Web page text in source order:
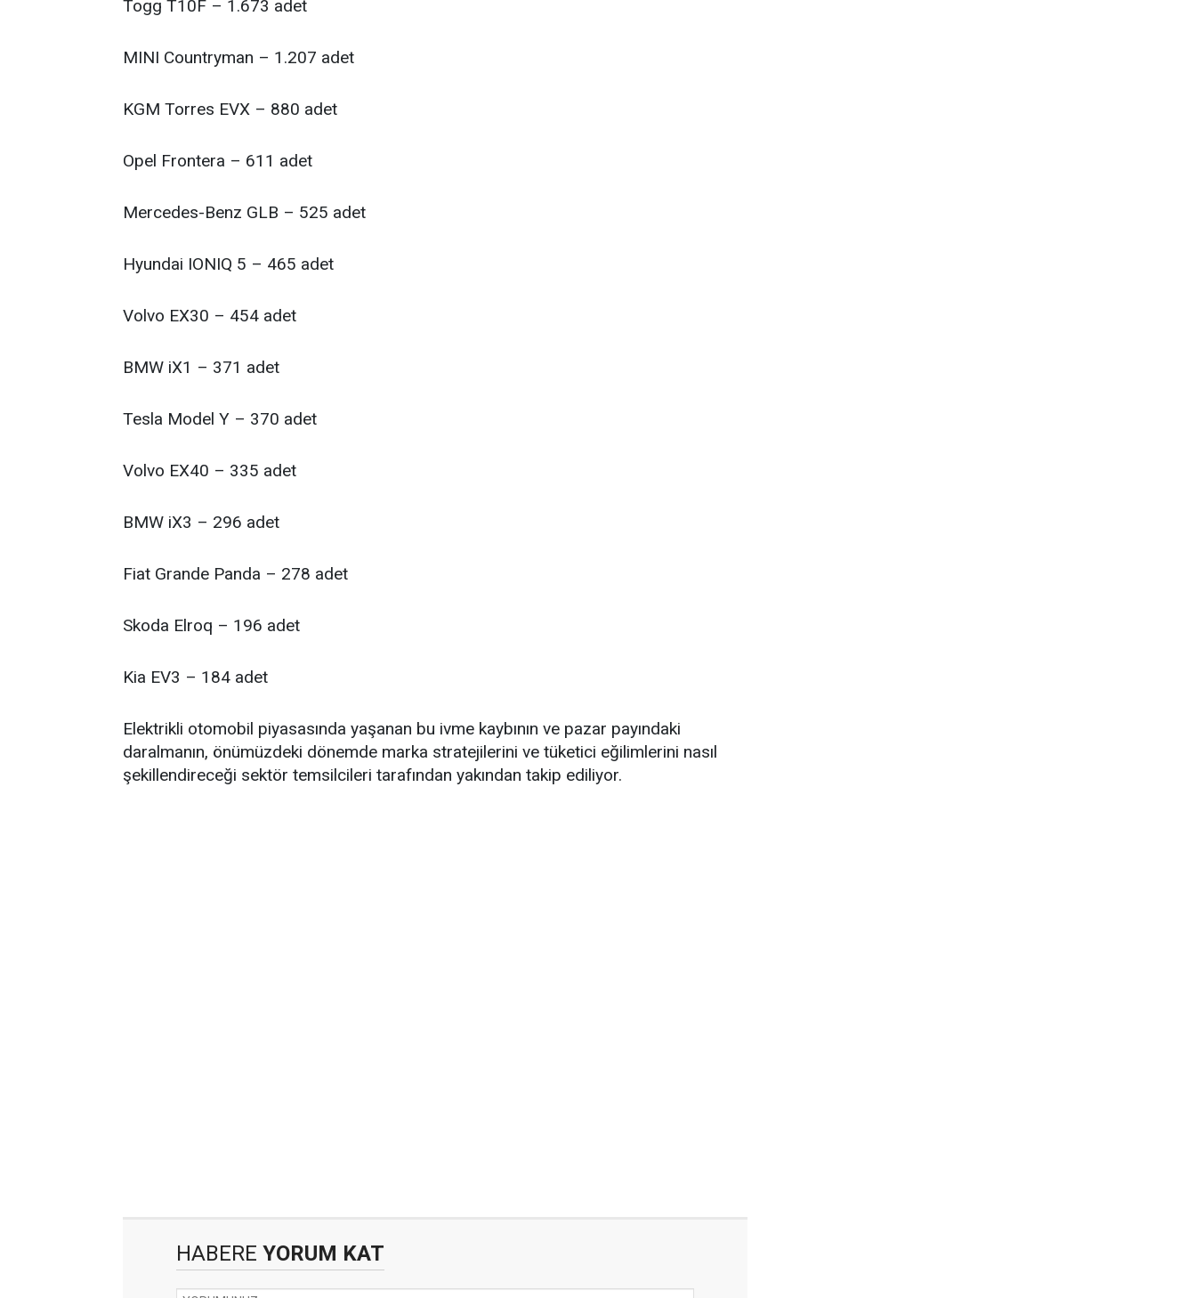
​Togg T10F – 1.673 adet
​MINI Countryman – 1.207 adet
​KGM Torres EVX – 880 adet
​Opel Frontera – 611 adet
​Mercedes-Benz GLB – 525 adet
​Hyundai IONIQ 5 – 465 adet
​Volvo EX30 – 454 adet
​BMW iX1 – 371 adet
​Tesla Model Y – 370 adet
​Volvo EX40 – 335 adet
​BMW iX3 – 296 adet
​Fiat Grande Panda – 278 adet
​Skoda Elroq – 196 adet
​Kia EV3 – 184 adet
​Elektrikli otomobil piyasasında yaşanan bu ivme kaybının ve pazar payındaki
daralmanın, önümüzdeki dönemde marka stratejilerini ve tüketici eğilimlerini nasıl
şekillendireceği sektör temsilcileri tarafından yakından takip ediliyor.
HABERE YORUM KAT